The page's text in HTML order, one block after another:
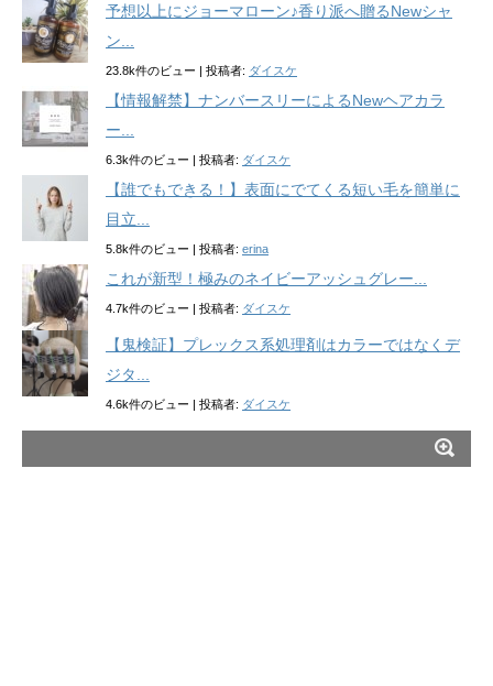
予想以上にジョーマローン♪香り派へ贈るNewシャ
ン...
23.8k件のビュー | 投稿者: ダイスケ
【情報解禁】ナンバースリーによるNewヘアカラ
ー...
6.3k件のビュー | 投稿者: ダイスケ
【誰でもできる！】表面にでてくる短い毛を簡単に
目立...
5.8k件のビュー | 投稿者: erina
これが新型！極みのネイビーアッシュグレー...
4.7k件のビュー | 投稿者: ダイスケ
【鬼検証】プレックス系処理剤はカラーではなくデ
ジタ...
4.6k件のビュー | 投稿者: ダイスケ